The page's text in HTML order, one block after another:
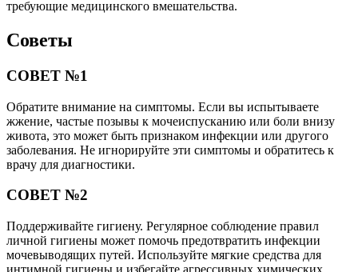
требующие медицинского вмешательства.
Советы
СОВЕТ №1
Обратите внимание на симптомы. Если вы испытываете
жжение, частые позывы к мочеиспусканию или боли внизу
живота, это может быть признаком инфекции или другого
заболевания. Не игнорируйте эти симптомы и обратитесь к
врачу для диагностики.
СОВЕТ №2
Поддерживайте гигиену. Регулярное соблюдение правил
личной гигиены может помочь предотвратить инфекции
мочевыводящих путей. Используйте мягкие средства для